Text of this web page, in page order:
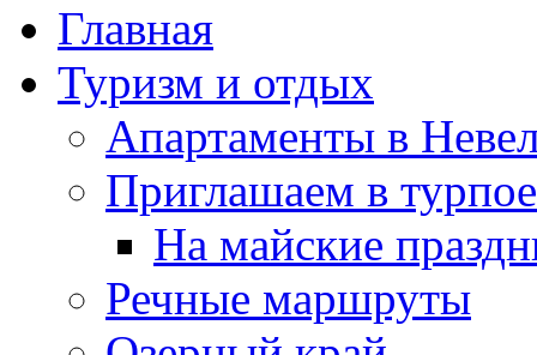
Главная
Туризм и отдых
Апартаменты в
Приглашаем в
На майские
Речные маршруты